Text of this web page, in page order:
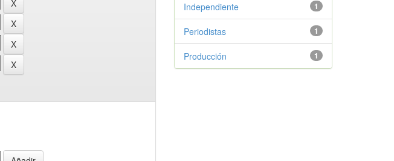
1
Independiente
1
Periodistas
1
Producción